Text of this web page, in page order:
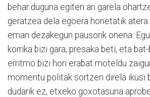
behar duguna egiten ari garela
geratzea dela egoera honetatik
eman dezakegun pausorik onena.
korrika bizi gara, presaka beti, eta
erritmo bizi hori erabat moteldu
momentu politak sortzen direla ikusi
dudarik ez, etxeko goxotasuna